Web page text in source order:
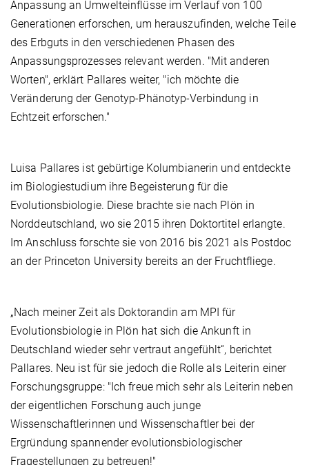
Anpassung an Umwelteinflüsse im Verlauf von 100
Generationen erforschen, um herauszufinden, welche Teile
des Erbguts in den verschiedenen Phasen des
Anpassungsprozesses relevant werden. "Mit anderen
Worten", erklärt Pallares weiter, "ich möchte die
Veränderung der Genotyp-Phänotyp-Verbindung in
Echtzeit erforschen."
Luisa Pallares ist gebürtige Kolumbianerin und entdeckte
im Biologiestudium ihre Begeisterung für die
Evolutionsbiologie. Diese brachte sie nach Plön in
Norddeutschland, wo sie 2015 ihren Doktortitel erlangte.
Im Anschluss forschte sie von 2016 bis 2021 als Postdoc
an der Princeton University bereits an der Fruchtfliege.
„Nach meiner Zeit als Doktorandin am MPI für
Evolutionsbiologie in Plön hat sich die Ankunft in
Deutschland wieder sehr vertraut angefühlt“, berichtet
Pallares. Neu ist für sie jedoch die Rolle als Leiterin einer
Forschungsgruppe: "Ich freue mich sehr als Leiterin neben
der eigentlichen Forschung auch junge
Wissenschaftlerinnen und Wissenschaftler bei der
Ergründung spannender evolutionsbiologischer
Fragestellungen zu betreuen!"